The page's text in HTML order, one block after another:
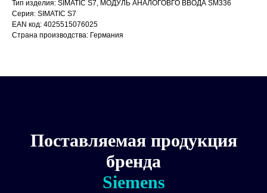
Тип изделия: SIMATIC S7, МОДУЛЬ АНАЛОГОВГО ВВОДА SM336
Серия: SIMATIC S7
EAN код: 4025515076025
Страна производства: Германия
Поставляемая продукция
бренда
Siemens